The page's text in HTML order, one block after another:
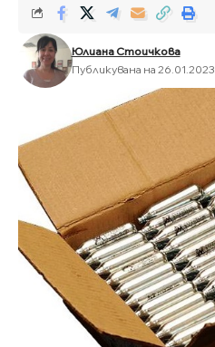
Юлиана Стоичкова
Публикувана на 26.01.2023